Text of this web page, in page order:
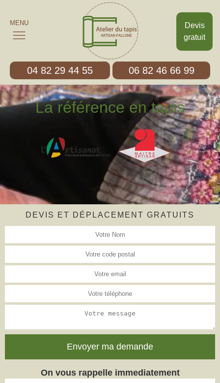
Devis
gratuit
MENU
04 82 29 44 55 06 82 46 66 99
La référence en tapis
DEVIS ET DÉPLACEMENT GRATUITS
On vous rappelle immediatement